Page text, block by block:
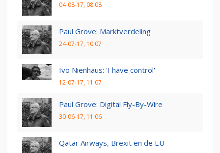
04-08-17, 08:08
Paul Grove: Marktverdeling
24-07-17, 10:07
Ivo Nienhaus: 'I have control'
12-07-17, 11:07
Paul Grove: Digital Fly-By-Wire
30-06-17, 11:06
Qatar Airways, Brexit en de EU